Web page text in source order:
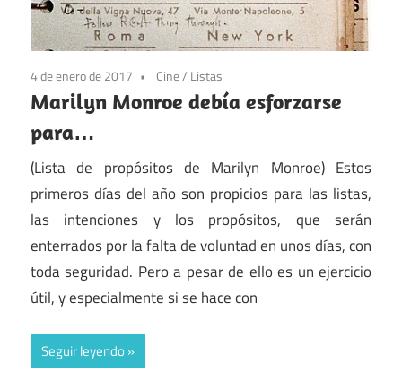
4 de enero de 2017 Cine/ Listas
Marilyn Monroe debía esforzarse
para…
(Lista de propósitos de Marilyn Monroe) Estos
primeros días del año son propicios para las listas,
las intenciones y los propósitos, que serán
enterrados por la falta de voluntad en unos días, con
toda seguridad. Pero a pesar de ello es un ejercicio
útil, y especialmente si se hace con
Seguir leyendo